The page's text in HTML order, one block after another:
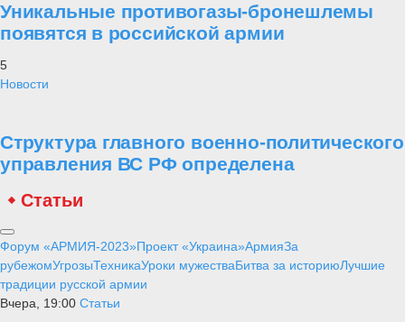
Уникальные противогазы-бронешлемы
появятся в российской армии
5
Новости
Структура главного военно-политического
управления ВС РФ определена
Статьи
Форум «АРМИЯ-2023»Проект «Украина»АрмияЗа
рубежомУгрозыТехникаУроки мужестваБитва за историюЛучшие
традиции русской армии
Вчера, 19:00 Статьи